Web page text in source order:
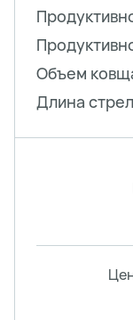
Объем
Длина